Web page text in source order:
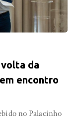
da
encontro
no Palacinho